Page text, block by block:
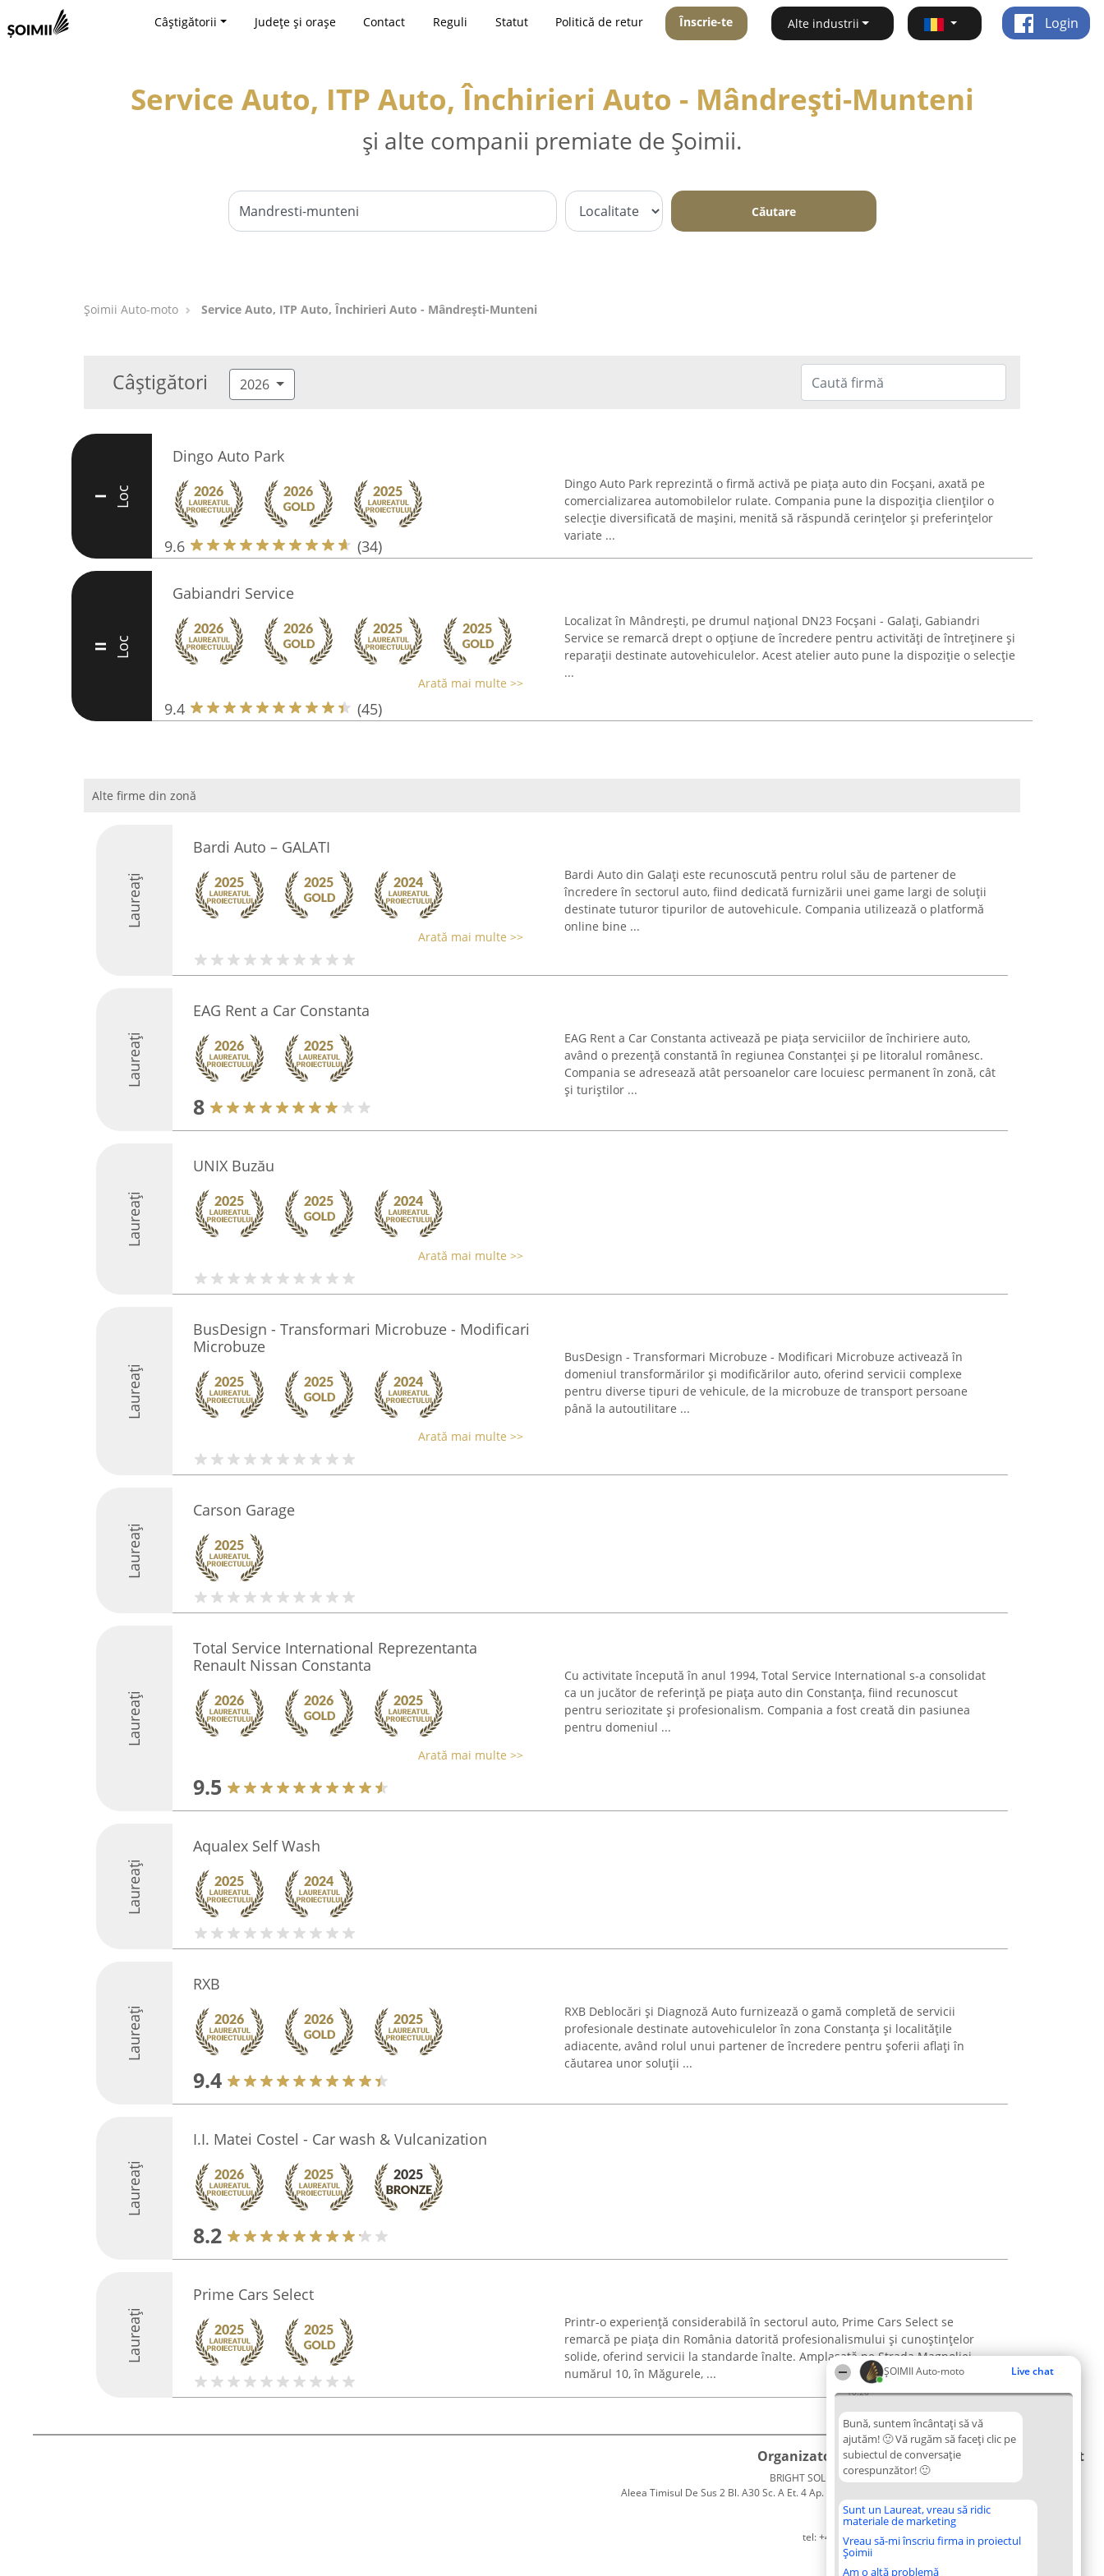
ȘOIMII Auto-moto Live chat
10:26
Bună, suntem încântați să vă
ajutăm! 🙂 Vă rugăm să faceți clic pe
subiectul de conversație
corespunzător! 🙂
Sunt un Laureat, vreau să ridic
materiale de marketing
Vreau să-mi înscriu firma in proiectul
Șoimii
Am o altă problemă
Câștigătorii Județe și orașe Contact Reguli Statut Politică de retur Înscrie-te Alte industrii Login
Service Auto, ITP Auto, Închirieri Auto - Mândreşti-Munteni
și alte companii premiate de Șoimii.
Căutare
Șoimii Auto-moto Service Auto, ITP Auto, Închirieri Auto - Mândreşti-Munteni
Câștigători 2026
I Loc
Dingo Auto Park
9.6 (34)
Dingo Auto Park reprezintă o firmă activă pe piața auto din Focșani, axată pe
comercializarea automobilelor rulate. Compania pune la dispoziția clienților o
selecție diversificată de mașini, menită să răspundă cerințelor și preferințelor
variate ...
II Loc
Gabiandri Service
Arată mai multe >>
9.4 (45)
Localizat în Mândrești, pe drumul național DN23 Focșani - Galați, Gabiandri
Service se remarcă drept o opțiune de încredere pentru activități de întreținere și
reparații destinate autovehiculelor. Acest atelier auto pune la dispoziție o selecție
...
Alte firme din zonă
Laureați
Bardi Auto – GALATI
Arată mai multe >>
Bardi Auto din Galați este recunoscută pentru rolul său de partener de
încredere în sectorul auto, fiind dedicată furnizării unei game largi de soluții
destinate tuturor tipurilor de autovehicule. Compania utilizează o platformă
online bine ...
Laureați
EAG Rent a Car Constanta
8
EAG Rent a Car Constanta activează pe piața serviciilor de închiriere auto,
având o prezență constantă în regiunea Constanței și pe litoralul românesc.
Compania se adresează atât persoanelor care locuiesc permanent în zonă, cât
și turiștilor ...
Laureați
UNIX Buzău
Arată mai multe >>
Laureați
BusDesign - Transformari Microbuze - Modificari
Microbuze
Arată mai multe >>
BusDesign - Transformari Microbuze - Modificari Microbuze activează în
domeniul transformărilor și modificărilor auto, oferind servicii complexe
pentru diverse tipuri de vehicule, de la microbuze de transport persoane
până la autoutilitare ...
Laureați
Carson Garage
Laureați
Total Service International Reprezentanta
Renault Nissan Constanta
Arată mai multe >>
9.5
Cu activitate începută în anul 1994, Total Service International s-a consolidat
ca un jucător de referință pe piața auto din Constanța, fiind recunoscut
pentru seriozitate și profesionalism. Compania a fost creată din pasiunea
pentru domeniul ...
Laureați
Aqualex Self Wash
Laureați
RXB
9.4
RXB Deblocări și Diagnoză Auto furnizează o gamă completă de servicii
profesionale destinate autovehiculelor în zona Constanța și localitățile
adiacente, având rolul unui partener de încredere pentru șoferii aflați în
căutarea unor soluții ...
Laureați
I.I. Matei Costel - Car wash & Vulcanization
8.2
Laureați
Prime Cars Select
Printr-o experiență considerabilă în sectorul auto, Prime Cars Select se
remarcă pe piața din România datorită profesionalismului și cunoștințelor
solide, oferind servicii la standarde înalte. Amplasată pe Strada Magnoliei
numărul 10, în Măgurele, ...
Organizator Ranking
BRIGHT SOLUTIONS BR SRL
Aleea Timisul De Sus 2 Bl. A30 Sc. A Et. 4 Ap. 13 Cod 061952
București
CUI 36737675
tel: +40 770 990 492
Plebiscyt
Tuturor
Laureaților
Reguli
Contact